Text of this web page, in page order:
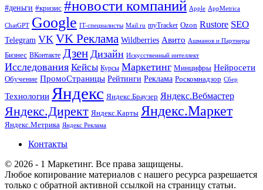
#деньги #кризис #новости компаний Apple AppMetrica
ChatGPT Google IT-специалисты Mail.ru myTracker Ozon Rustore SEO
Telegram VK VK Реклама Wildberries Авито Ашманов и Партнеры
Бизнес ВКонтакте Дзен Дизайн Искусственный интеллект
Исследования Кейсы Курсы Маркетинг Минцифры Нейросети
Обучение ПромоСтраницы Рейтинги Реклама Роскомнадзор Сбер
Технологии Яндекс Яндекс.Браузер Яндекс.Вебмастер
Яндекс.Директ Яндекс.Карты Яндекс.Маркет
Яндекс.Метрика Яндекс Реклама
Контакты
© 2026 - 1 Маркетинг. Все права защищены.
Любое копирование материалов с нашего ресурса разрешается
только с обратной активной ссылкой на страницу статьи.